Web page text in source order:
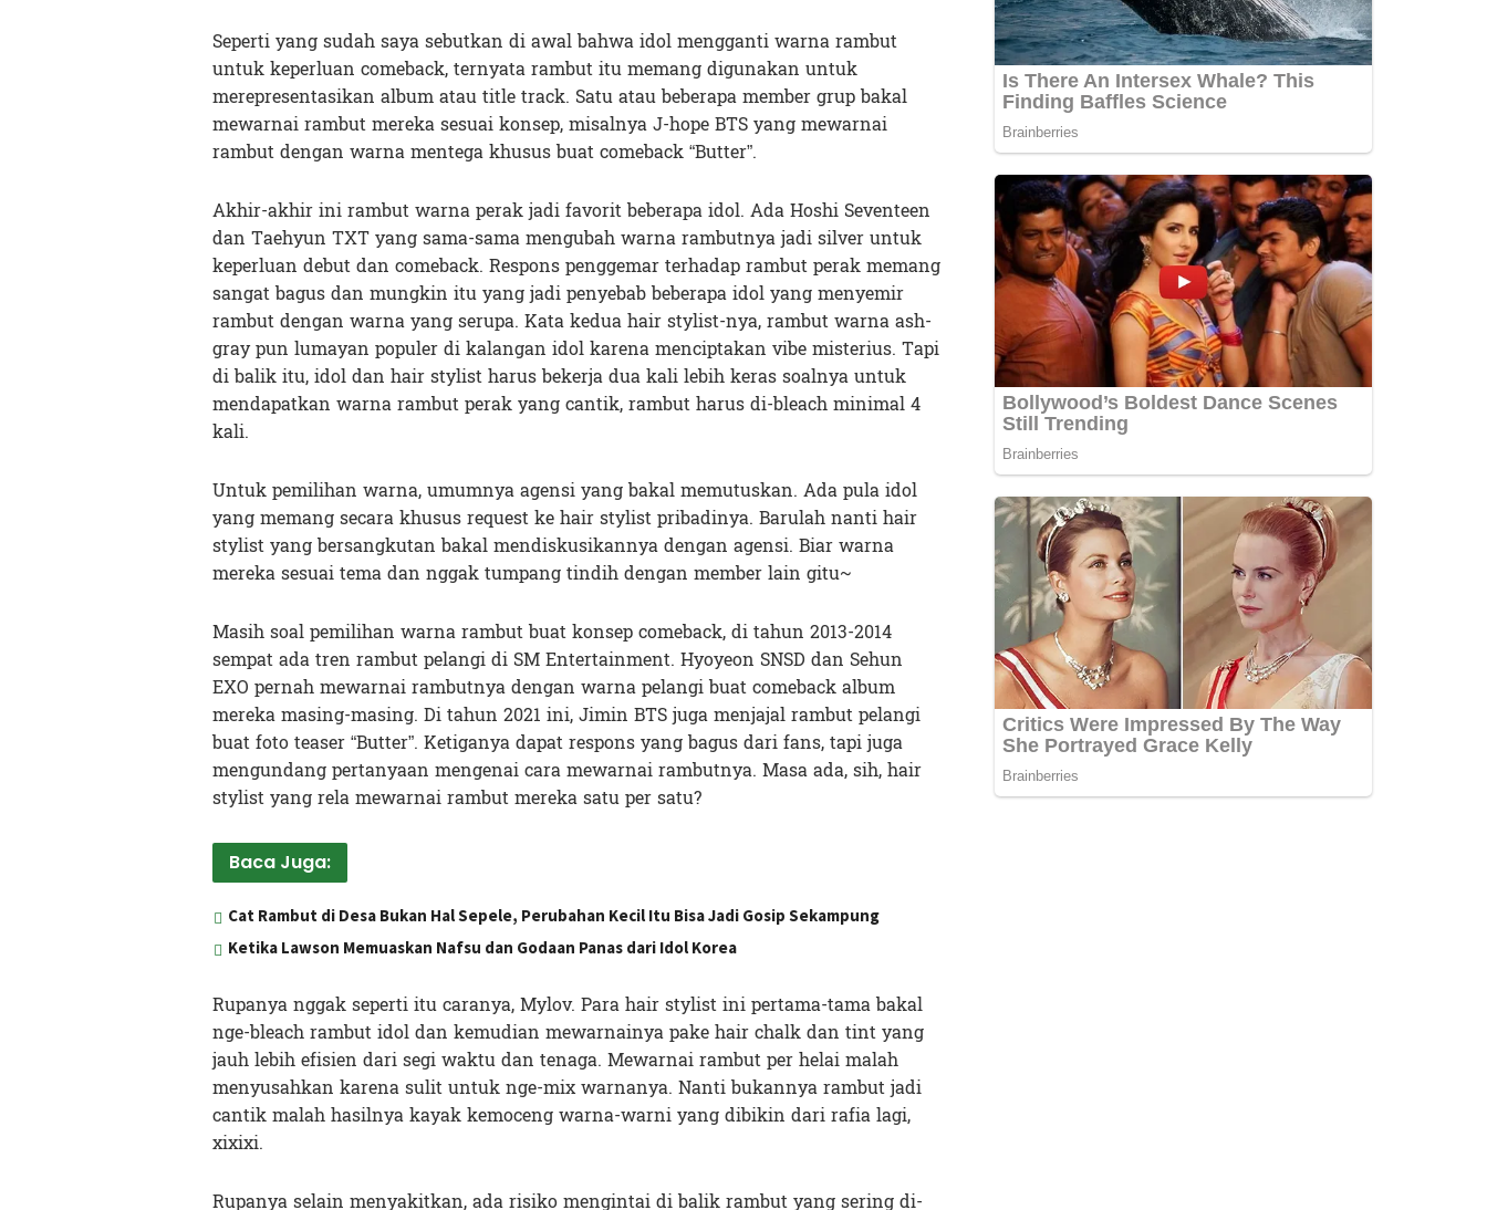
Seperti yang sudah saya sebutkan di awal bahwa idol mengganti warna rambut
untuk keperluan comeback, ternyata rambut itu memang digunakan untuk
merepresentasikan album atau title track. Satu atau beberapa member grup bakal
mewarnai rambut mereka sesuai konsep, misalnya J-hope BTS yang mewarnai
rambut dengan warna mentega khusus buat comeback “Butter”.
Akhir-akhir ini rambut warna perak jadi favorit beberapa idol. Ada Hoshi Seventeen
dan Taehyun TXT yang sama-sama mengubah warna rambutnya jadi silver untuk
keperluan debut dan comeback. Respons penggemar terhadap rambut perak memang
sangat bagus dan mungkin itu yang jadi penyebab beberapa idol yang menyemir
rambut dengan warna yang serupa. Kata kedua hair stylist-nya, rambut warna ash-
gray pun lumayan populer di kalangan idol karena menciptakan vibe misterius. Tapi
di balik itu, idol dan hair stylist harus bekerja dua kali lebih keras soalnya untuk
mendapatkan warna rambut perak yang cantik, rambut harus di-bleach minimal 4
kali.
Untuk pemilihan warna, umumnya agensi yang bakal memutuskan. Ada pula idol
yang memang secara khusus request ke hair stylist pribadinya. Barulah nanti hair
stylist yang bersangkutan bakal mendiskusikannya dengan agensi. Biar warna
mereka sesuai tema dan nggak tumpang tindih dengan member lain gitu~
Masih soal pemilihan warna rambut buat konsep comeback, di tahun 2013-2014
sempat ada tren rambut pelangi di SM Entertainment. Hyoyeon SNSD dan Sehun
EXO pernah mewarnai rambutnya dengan warna pelangi buat comeback album
mereka masing-masing. Di tahun 2021 ini, Jimin BTS juga menjajal rambut pelangi
buat foto teaser “Butter”. Ketiganya dapat respons yang bagus dari fans, tapi juga
mengundang pertanyaan mengenai cara mewarnai rambutnya. Masa ada, sih, hair
stylist yang rela mewarnai rambut mereka satu per satu?
Baca Juga:
Cat Rambut di Desa Bukan Hal Sepele, Perubahan Kecil Itu Bisa Jadi Gosip Sekampung
Ketika Lawson Memuaskan Nafsu dan Godaan Panas dari Idol Korea
Rupanya nggak seperti itu caranya, Mylov. Para hair stylist ini pertama-tama bakal
nge-bleach rambut idol dan kemudian mewarnainya pake hair chalk dan tint yang
jauh lebih efisien dari segi waktu dan tenaga. Mewarnai rambut per helai malah
menyusahkan karena sulit untuk nge-mix warnanya. Nanti bukannya rambut jadi
cantik malah hasilnya kayak kemoceng warna-warni yang dibikin dari rafia lagi,
xixixi.
Rupanya selain menyakitkan, ada risiko mengintai di balik rambut yang sering di-